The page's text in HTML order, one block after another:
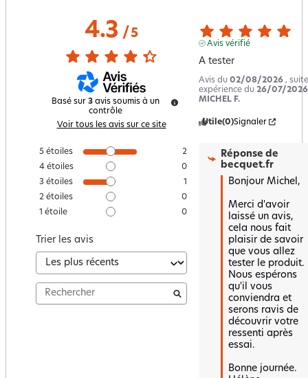
4.3/ 5
Basé sur 3 avis soumis à un
contrôle
Voir tous les avis sur ce site
5 étoiles
2
4 étoiles
0
3 étoiles
1
2 étoiles
0
1 étoile 0
Trier les avis
Avis vérifié
A tester
Avis du 02/08/2026 ,
expérience du 26/07/2026
MICHEL F.
Utile(0)Signaler
Réponse de
becquet.fr
Bonjour Michel,
Merci d'avoir
laissé un avis,
cela nous fait
plaisir de savoir
que vous allez
tester le produit.
Nous espérons
qu'il vous
conviendra et
serons ravis de
découvrir votre
ressenti après
essai.
Bonne journée.